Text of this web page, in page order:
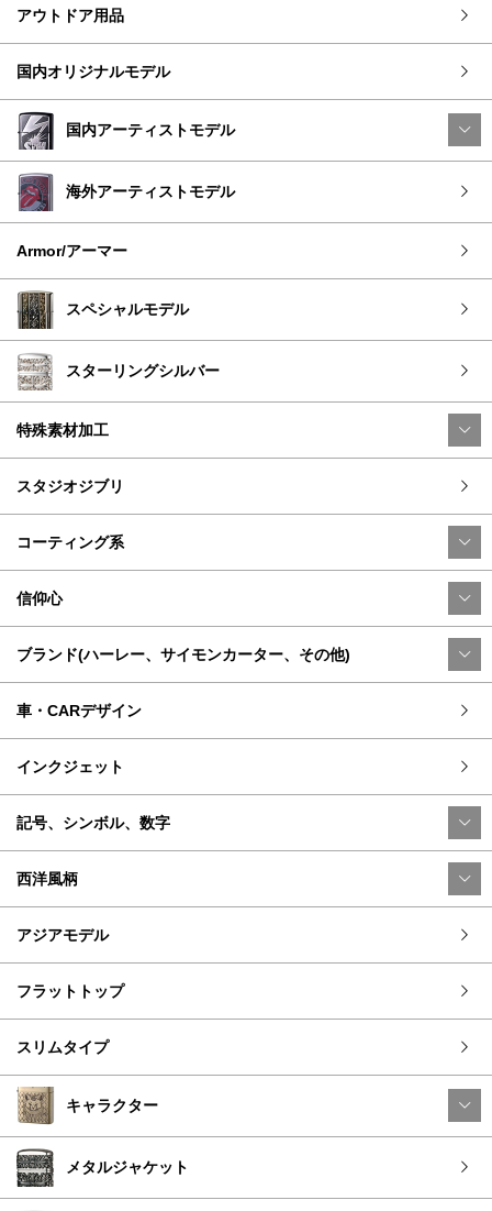
アウトドア用品
国内オリジナルモデル
国内アーティストモデル
海外アーティストモデル
Armor/アーマー
スペシャルモデル
スターリングシルバー
特殊素材加工
スタジオジブリ
コーティング系
信仰心
ブランド(ハーレー、サイモンカーター、その他)
車・CARデザイン
インクジェット
記号、シンボル、数字
西洋風柄
アジアモデル
フラットトップ
スリムタイプ
キャラクター
メタルジャケット